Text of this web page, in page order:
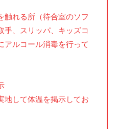
触れる所（待合室のソフ
手、スリッパ、キッズコ
アルコール消毒を行って
地して体温を掲示してお